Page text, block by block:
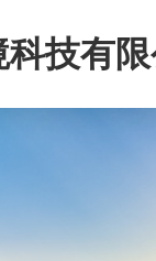
技有